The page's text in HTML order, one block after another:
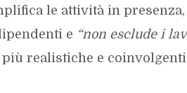
le attività in
e “non esclude i
realistiche e